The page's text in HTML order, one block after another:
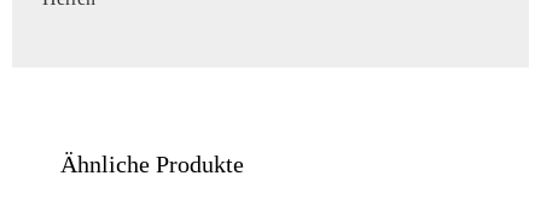
Ähnliche Produkte